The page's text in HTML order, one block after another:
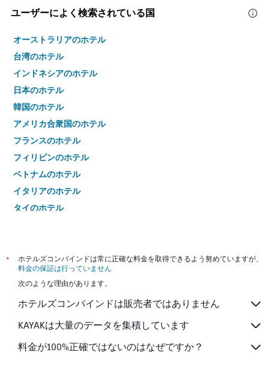
ユーザーによく検索されている国
オーストラリアのホテル
台湾のホテル
インドネシアのホテル
日本のホテル
韓国のホテル
アメリカ合衆国のホテル
フランスのホテル
フィリピンのホテル
ベトナムのホテル
イタリアのホテル
タイのホテル
*
ホテルズコンバインドは常に正確な料金を取得できるよう努めていますが、
料金の保証は行っていません
次のような理由があります。
ホテルズコンバインドは販売者ではありません
KAYAKは大量のデータを集積しています
料金が100%正確ではないのはなぜですか？